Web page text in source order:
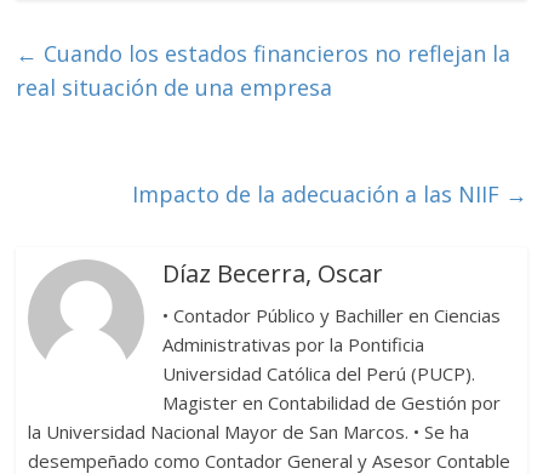
b
o
er p
ar
← Cuando los estados financieros no reflejan la
real situación de una empresa
Impacto de la adecuación a las NIIF →
Díaz Becerra, Oscar
• Contador Público y Bachiller en Ciencias
Administrativas por la Pontificia
Universidad Católica del Perú (PUCP).
Magister en Contabilidad de Gestión por
la Universidad Nacional Mayor de San Marcos. • Se ha
desempeñado como Contador General y Asesor Contable